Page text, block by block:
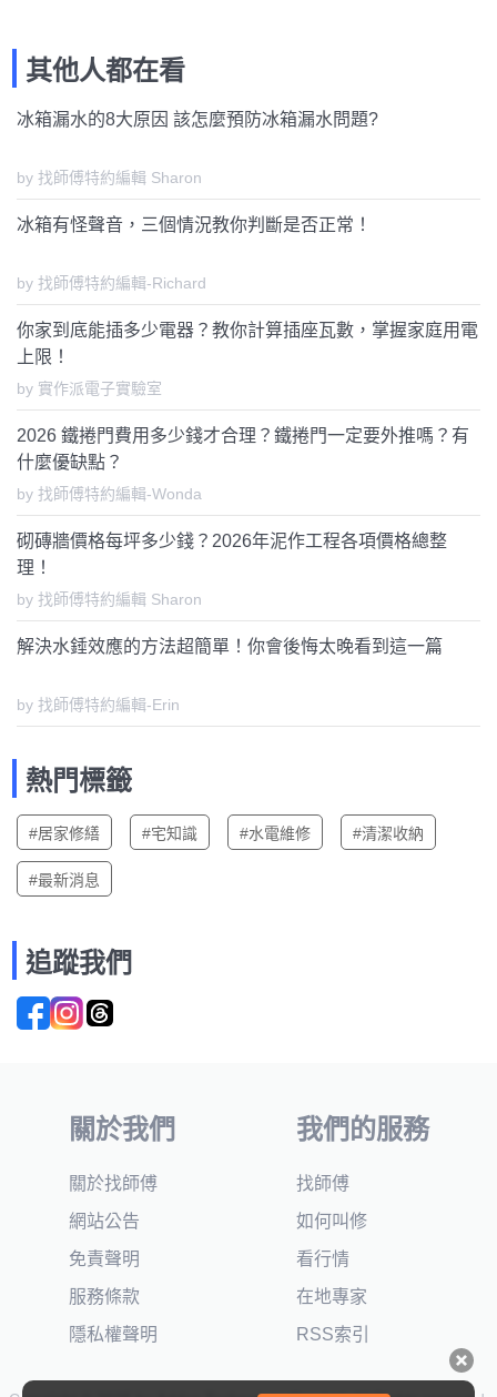
其他人都在看
冰箱漏水的8大原因 該怎麼預防冰箱漏水問題?
by 找師傅特約編輯 Sharon
冰箱有怪聲音，三個情況教你判斷是否正常！
by 找師傅特約編輯-Richard
你家到底能插多少電器？教你計算插座瓦數，掌握家庭用電
上限！
by 實作派電子實驗室
2026 鐵捲門費用多少錢才合理？鐵捲門一定要外推嗎？有
什麼優缺點？
by 找師傅特約編輯-Wonda
砌磚牆價格每坪多少錢？2026年泥作工程各項價格總整
理！
by 找師傅特約編輯 Sharon
解決水錘效應的方法超簡單！你會後悔太晚看到這一篇
by 找師傅特約編輯-Erin
熱門標籤
#居家修繕 #宅知識 #水電維修 #清潔收納
#最新消息
追蹤我們
關於我們
關於找師傅
網站公告
免責聲明
服務條款
隱私權聲明
我們的服務
找師傅
如何叫修
看行情
在地專家
RSS索引